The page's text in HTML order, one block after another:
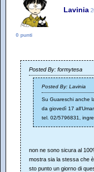
Lavinia
0 punti
Posted By: formytesa
Posted By: Lavinia
Su Guareschi anche
da giovedì 17
tel. 02/5796831,
non ne sono sicura al
mostra sia la stessa che
sto punto un giorno di